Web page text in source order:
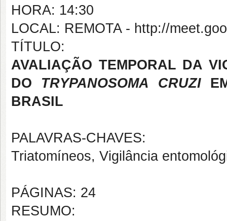
HORA: 14:30
LOCAL: REMOTA - http://
TÍTULO:
AVALIAÇÃO TEMPORAL DA
DO TRYPANOSOMA CRUZI
BRASIL
PALAVRAS-CHAVES:
Triatomíneos, Vigilância
PÁGINAS: 24
RESUMO: